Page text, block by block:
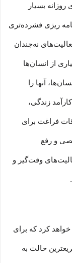
بسیار
ریزی فشرده‏‌تری
نه‌چندان
از انسان‌ها
آنها را
زندگی،
فراغت برای
و رفع
وقت‌گیر و
کرد که برای
حالت به